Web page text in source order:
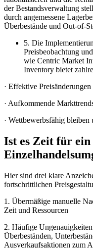
der Bestandsverwaltung
durch angemessene
Überbestände und Out-of-
5. Die
Preisbeobachtung
wie Centric Market
Inventory bietet
· Effektive
· Aufkommende
· Wettbewerbsfähig
Ist es Zeit für
Hier sind drei klare
fortschrittlichen
1. Übermäßige manuelle
Zeit und Ressourcen
2. Häufige
Überbeständen,
Ausverkaufsaktionen zum